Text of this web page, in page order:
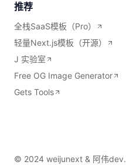
推荐
全栈SaaS模板（Pro）
轻量Next.js模板（开源）
J 实验室
Free OG Image Generator
Gets Tools
© 2024 weijunext & 阿伟dev.